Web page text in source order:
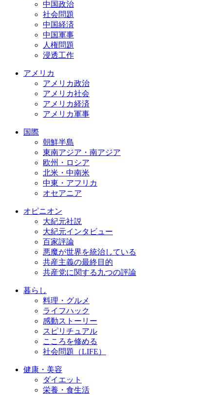
中国政治
社会問題
中国経済
中国軍事
人権問題
浸透工作
アメリカ
アメリカ政治
アメリカ社会
アメリカ経済
アメリカ軍事
国際
朝鮮半島
東南アジア・南アジア
欧州・ロシア
北米・中南米
中東・アフリカ
オセアニア
オピニオン
大紀元社説
大紀元インタビュー
百家評論
悪魔が世界を統治している
共産主義の最終目的
共産党に関する九つの評論
暮らし
料理・グルメ
ライフハック
感動ストーリー
スピリチュアル
こころを修める
社会問題（LIFE）
健康・美容
ダイエット
栄養・食生活